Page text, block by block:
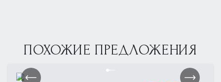
ПОХОЖИЕ ПРЕДЛОЖЕНИЯ